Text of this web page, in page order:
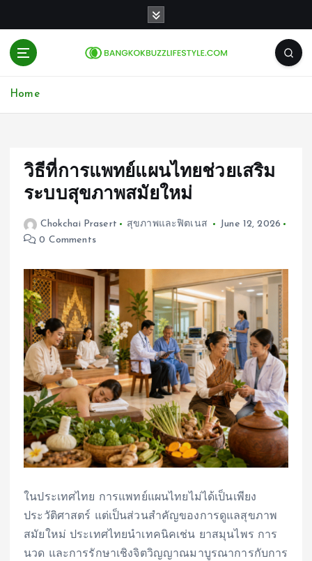
Home
วิธีที่การแพทย์แผนไทยช่วยเสริม
ระบบสุขภาพสมัยใหม่
Chokchai Prasert สุขภาพและฟิตเนส
June 12, 2026
0 Comments
ในประเทศไทย การแพทย์แผนไทยไม่ได้เป็นเพียง
ประวัติศาสตร์ แต่เป็นส่วนสำคัญของการดูแลสุขภาพ
สมัยใหม่ ประเทศไทยนำเทคนิคเช่น ยาสมุนไพร การ
นวด และการรักษาเชิงจิตวิญญาณมาบูรณาการกับการ